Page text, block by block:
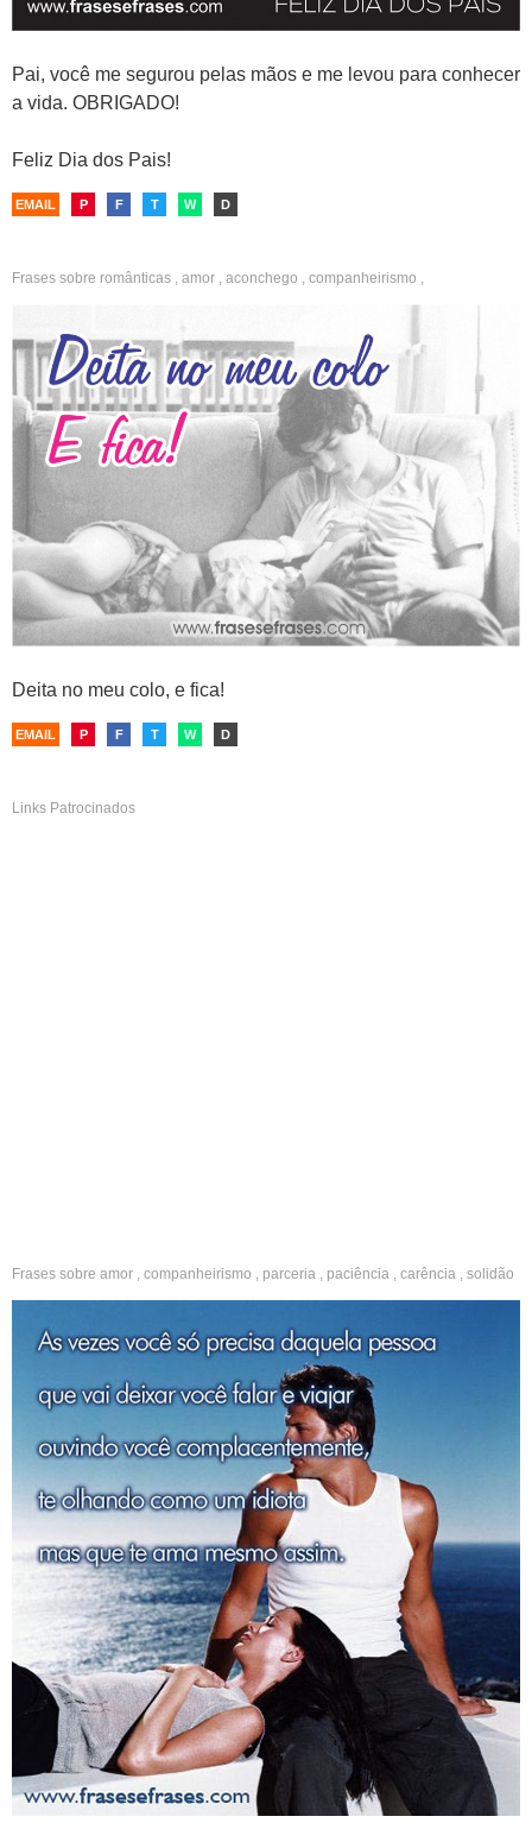
Pai, você me segurou pelas mãos e me levou para conhecer
a vida. OBRIGADO!
Feliz Dia dos Pais!
EMAIL P F T W D
Frases sobre românticas , amor , aconchego , companheirismo ,
Deita no meu colo, e fica!
EMAIL P F T W D
Links Patrocinados
Frases sobre amor , companheirismo , parceria , paciência , carência , solidão